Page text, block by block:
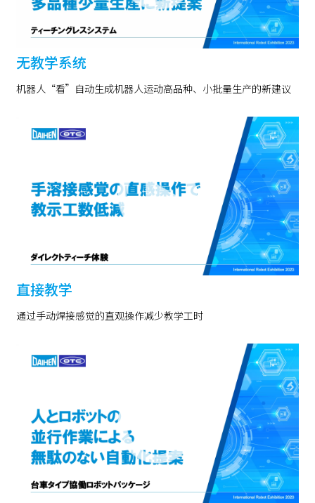
无教学系统
机器人“看”自动生成机器人运动高品种、小批量生产的新建议
直接教学
通过手动焊接感觉的直观操作减少教学工时